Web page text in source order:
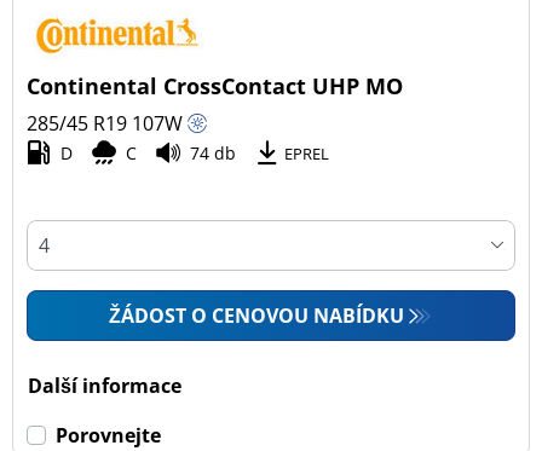
Continental CrossContact UHP MO
285/45 R19 107W
D C 74 db EPREL
ŽÁDOST O CENOVOU NABÍDKU
Další informace
Porovnejte